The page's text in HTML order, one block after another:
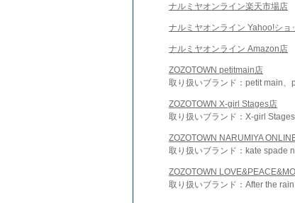
ナルミヤオンライン楽天市場店
ナルミヤオンライン Yahoo!ショ
ナルミヤオンライン Amazon店
ZOZOTOWN petitmain店
取り扱いブランド：petit main
ZOZOTOWN X-girl Stages店
取り扱いブランド：X-girl
ZOZOTOWN NARUMIYA
取り扱いブランド：kate spade
ZOZOTOWN
取り扱いブランド：After the